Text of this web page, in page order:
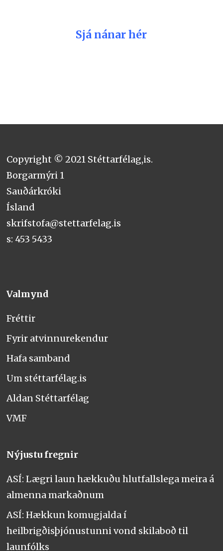
Sjá nánar hér
Copyright © 2021 Stéttarfélag,is.
Borgarmýri 1
Sauðárkróki
Ísland
skrifstofa@stettarfelag.is
s: 453 5433
Valmynd
Fréttir
Fyrir atvinnurekendur
Hafa samband
Um stéttarfélag.is
Aldan Stéttarfélag
VMF
Nýjustu fregnir
ASÍ: Lægri laun hækkuðu hlutfallslega meira á
almenna markaðnum
ASÍ: Hækkun komugjalda í
heilbrigðisþjónustunni vond skilaboð til
launfólks